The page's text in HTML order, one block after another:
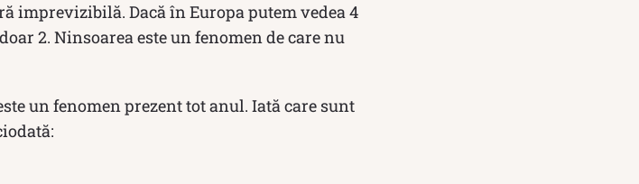
imprevizibilă. Dacă în Europa putem vedea 4
2. Ninsoarea este un fenomen de care nu
un fenomen prezent tot anul. Iată care sunt